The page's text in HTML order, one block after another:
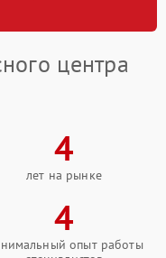
центра
4
лет на рынке
4
опыт работы